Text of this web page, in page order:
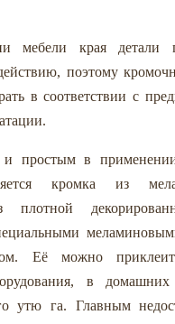
мебели края детали
поэтому
в соответствии с
простым в
кромка из
плотной
Её можно
в
утю га. Главным